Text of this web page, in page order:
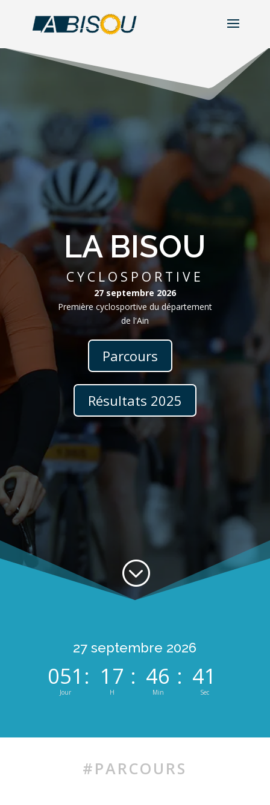
LA BISOU
CYCLOSPORTIVE
27 septembre 2026
Première cyclosportive du département
de l'Ain
Parcours
Résultats 2025
;
27 septembre 2026
051
Jour
: 17
H
: 46
Min
: 40
Sec
#PARCOURS